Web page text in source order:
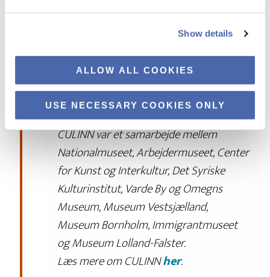
Show details
ALLOW ALL COOKIES
USE NECESSARY COOKIES ONLY
kulturmøder. Søndagssysler blev afholdt
på Nationalmuseet og Arbejdermuseet
over 6 søndage i november-december i
2018 , og er siden blevet videreført til
blandt andet Immigrantmuseet og Greve
Museum.
CULINN var et samarbejde mellem
Nationalmuseet, Arbejdermuseet, Center
for Kunst og Interkultur, Det Syriske
Kulturinstitut, Varde By og Omegns
Museum, Museum Vestsjælland,
Museum Bornholm, Immigrantmuseet
og Museum Lolland-Falster.
Læs mere om CULINNher.